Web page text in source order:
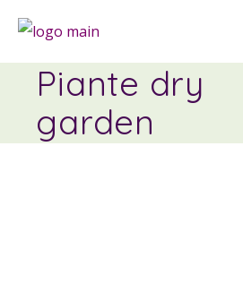
Piante dry
garden